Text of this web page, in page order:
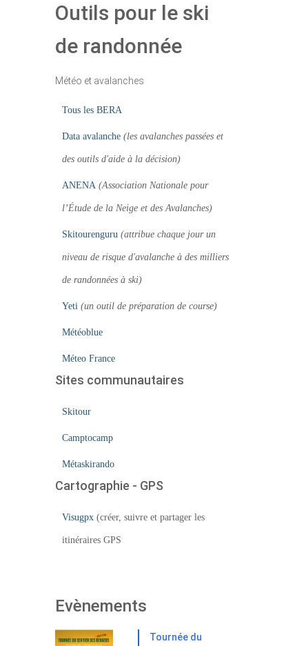
Outils pour le ski
de randonnée
Météo et avalanches
Tous les BERA
Data avalanche (les avalanches passées et
des outils d'aide à la décision)
ANENA (Association Nationale pour
l’Étude de la Neige et des Avalanches)
Skitourenguru (attribue chaque jour un
niveau de risque d'avalanche à des milliers
de randonnées à ski)
Yeti (un outil de préparation de course)
Météoblue
Méteo France
Sites communautaires
Skitour
Camptocamp
Métaskirando
Cartographie - GPS
Visugpx(créer, suivre et partager les
itinéraires GPS
Evènements
Tournée du